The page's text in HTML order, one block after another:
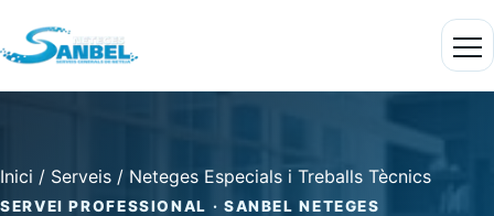
Inici / Serveis / Neteges Especials i Treballs Tècnics
SERVEI PROFESSIONAL · SANBEL NETEGES